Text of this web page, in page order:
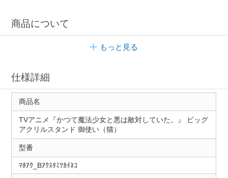
商品について
もっと見る
仕様詳細
商品名
TVアニメ『かつて魔法少女と悪は敵対していた。』 ビッグ
アクリルスタンド 御使い（猫）
型番
ﾏﾎｱｸ_Bｱｸｽﾀﾐﾂｶｲﾈｺ